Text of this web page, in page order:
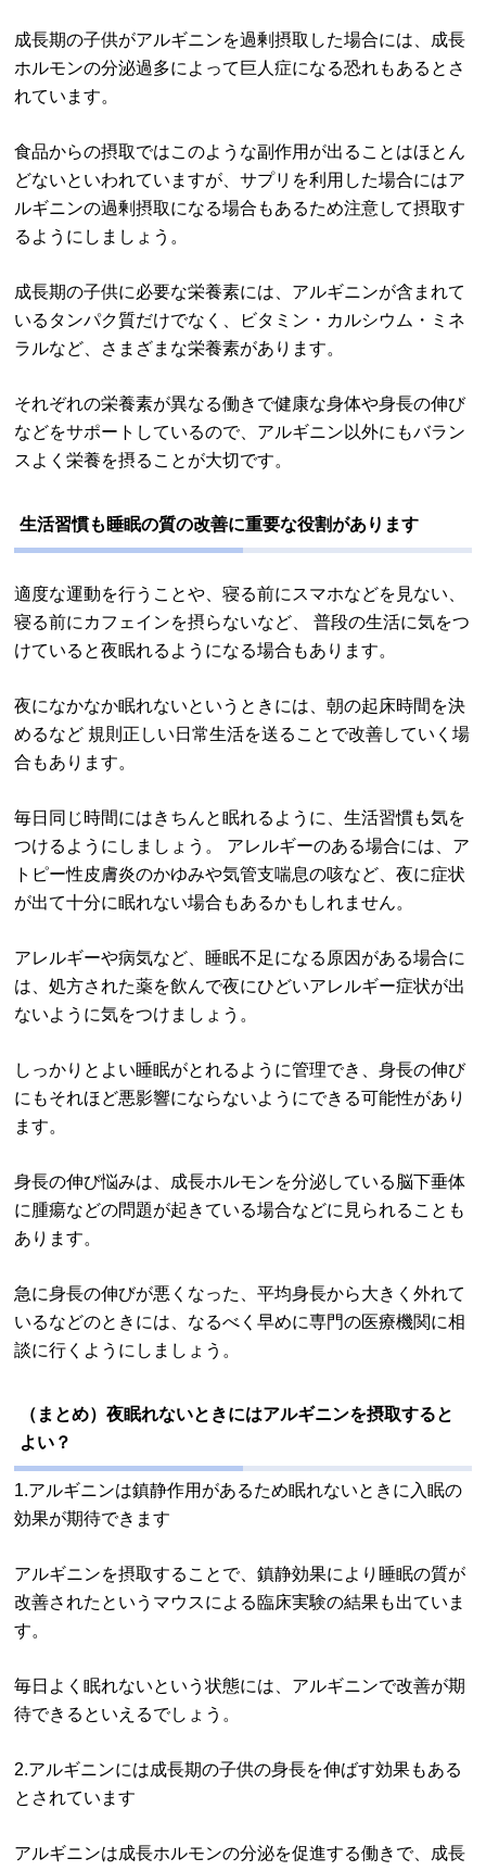
成長期の子供がアルギニンを過剰摂取した場合には、成長
ホルモンの分泌過多によって巨人症になる恐れもあるとさ
れています。
食品からの摂取ではこのような副作用が出ることはほとん
どないといわれていますが、サプリを利用した場合にはア
ルギニンの過剰摂取になる場合もあるため注意して摂取す
るようにしましょう。
成長期の子供に必要な栄養素には、アルギニンが含まれて
いるタンパク質だけでなく、ビタミン・カルシウム・ミネ
ラルなど、さまざまな栄養素があります。
それぞれの栄養素が異なる働きで健康な身体や身長の伸び
などをサポートしているので、アルギニン以外にもバラン
スよく栄養を摂ることが大切です。
生活習慣も睡眠の質の改善に重要な役割があります
適度な運動を行うことや、寝る前にスマホなどを見ない、
寝る前にカフェインを摂らないなど、 普段の生活に気をつ
けていると夜眠れるようになる場合もあります。
夜になかなか眠れないというときには、朝の起床時間を決
めるなど 規則正しい日常生活を送ることで改善していく場
合もあります。
毎日同じ時間にはきちんと眠れるように、生活習慣も気を
つけるようにしましょう。 アレルギーのある場合には、ア
トピー性皮膚炎のかゆみや気管支喘息の咳など、夜に症状
が出て十分に眠れない場合もあるかもしれません。
アレルギーや病気など、睡眠不足になる原因がある場合に
は、処方された薬を飲んで夜にひどいアレルギー症状が出
ないように気をつけましょう。
しっかりとよい睡眠がとれるように管理でき、身長の伸び
にもそれほど悪影響にならないようにできる可能性があり
ます。
身長の伸び悩みは、成長ホルモンを分泌している脳下垂体
に腫瘍などの問題が起きている場合などに見られることも
あります。
急に身長の伸びが悪くなった、平均身長から大きく外れて
いるなどのときには、なるべく早めに専門の医療機関に相
談に行くようにしましょう。
（まとめ）夜眠れないときにはアルギニンを摂取すると
よい？
1.アルギニンは鎮静作用があるため眠れないときに入眠の
効果が期待できます
アルギニンを摂取することで、鎮静効果により睡眠の質が
改善されたというマウスによる臨床実験の結果も出ていま
す。
毎日よく眠れないという状態には、アルギニンで改善が期
待できるといえるでしょう。
2.アルギニンには成長期の子供の身長を伸ばす効果もある
とされています
アルギニンは成長ホルモンの分泌を促進する働きで、成長